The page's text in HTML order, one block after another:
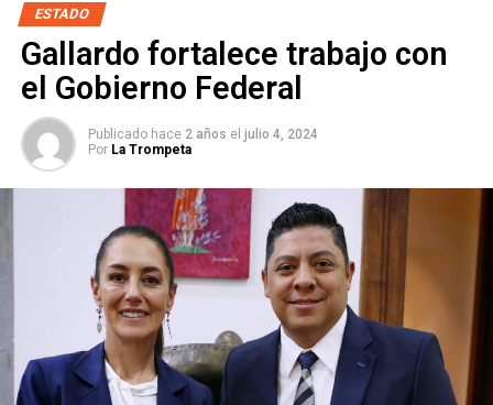
ESTADO
Gallardo fortalece trabajo con
el Gobierno Federal
Publicado hace 2 años el julio 4, 2024
Por La Trompeta